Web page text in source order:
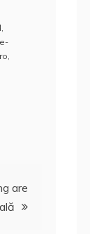
,
,
are